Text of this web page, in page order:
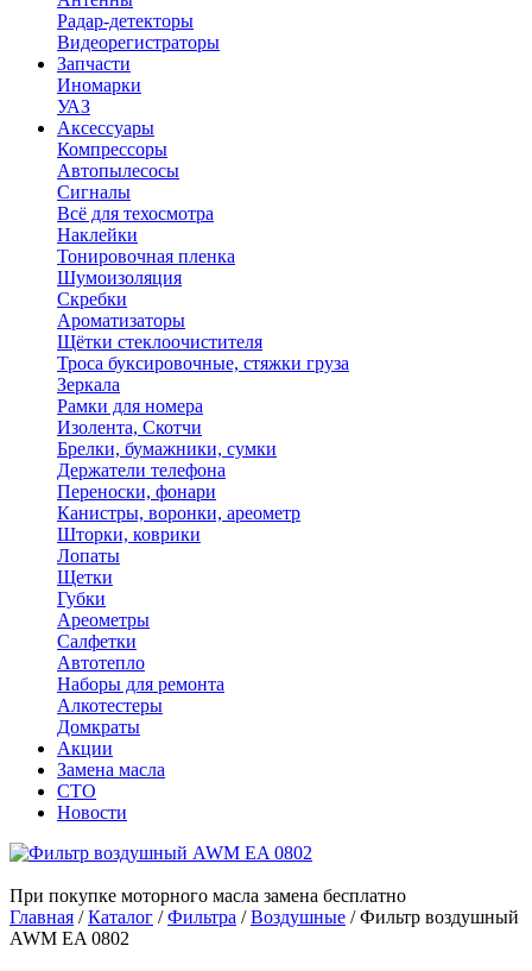
Радар-детекторы
Видеорегистраторы
Запчасти
Иномарки
УАЗ
Аксесcуары
Компрессоры
Автопылесосы
Сигналы
Всё для техосмотра
Наклейки
Тонировочная пленка
Шумоизоляция
Скребки
Ароматизаторы
Щётки стеклоочистителя
Троса буксировочные, стяжки груза
Зеркала
Рамки для номера
Изолента, Скотчи
Брелки, бумажники, сумки
Держатели телефона
Переноски, фонари
Канистры, воронки, ареометр
Шторки, коврики
Лопаты
Щетки
Губки
Ареометры
Салфетки
Автотепло
Наборы для ремонта
Алкотестеры
Домкраты
Акции
Замена масла
СТО
Новости
При покупке моторного масла замена бесплатно
Главная /Каталог /Фильтра /Воздушные /Фильтр воздушный
AWM EA 0802